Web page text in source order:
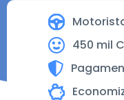
450 mil